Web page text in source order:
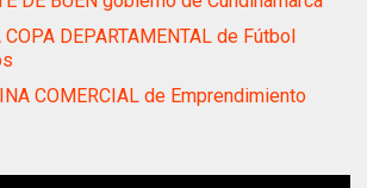
DEPARTAMENTAL de Fútbol
COMERCIAL de Emprendimiento